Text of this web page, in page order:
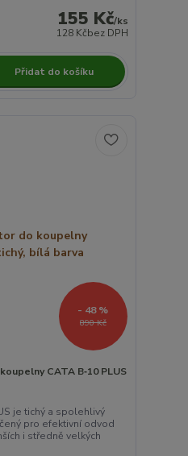
155 Kč/ks
128 Kčbez DPH
Přidat do košíku
890 Kč
- 48 %
CATA B‑10 PLUS
je tichý a spolehlivý
pro efektivní odvod
i středně velkých